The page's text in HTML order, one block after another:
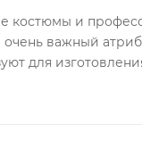
костюмы и
важный
для